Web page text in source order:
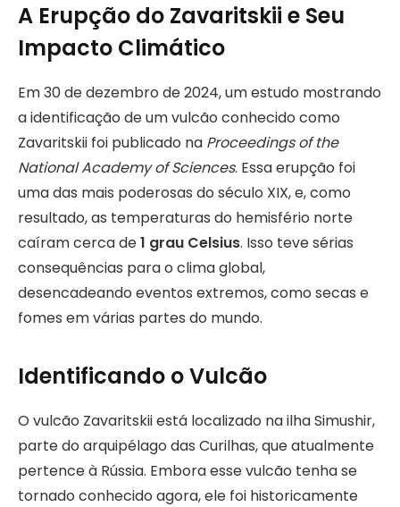
A Erupção do Zavaritskii e Seu
Impacto Climático
Em 30 de dezembro de 2024, um estudo mostrando
a identificação de um vulcão conhecido como
Zavaritskii foi publicado na Proceedings of the
National Academy of Sciences. Essa erupção foi
uma das mais poderosas do século XIX, e, como
resultado, as temperaturas do hemisfério norte
caíram cerca de1 grau Celsius. Isso teve sérias
consequências para o clima global,
desencadeando eventos extremos, como secas e
fomes em várias partes do mundo.
Identificando o Vulcão
O vulcão Zavaritskii está localizado na ilha Simushir,
parte do arquipélago das Curilhas, que atualmente
pertence à Rússia. Embora esse vulcão tenha se
tornado conhecido agora, ele foi historicamente